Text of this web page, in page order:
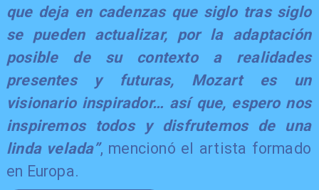
que deja en cadenzas que siglo tras siglo
se pueden actualizar, por la adaptación
posible de su contexto a realidades
presentes y futuras, Mozart es un
visionario inspirador… así que, espero nos
inspiremos todos y disfrutemos de una
linda velada”, mencionó el artista formado
en Europa.